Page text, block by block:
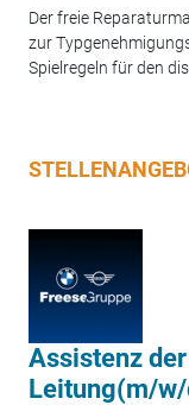
Der freie
zur
Spielregeln für den
Assistenz
Leitung(m/w/